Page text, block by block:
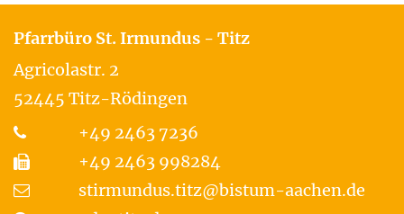
Pfarrbüro St. Irmundus - Titz
Agricolastr. 2
52445 Titz-Rödingen
+49 2463 7236
+49 2463 998284
stirmundus.titz@bistum-aachen.de